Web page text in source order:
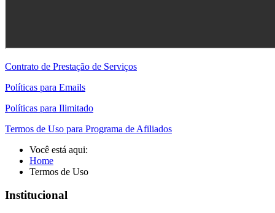
Contrato de Prestação de Serviços
Políticas para Emails
Políticas para Ilimitado
Termos de Uso para Programa de Afiliados
Você está aqui:
Home
Termos de Uso
Institucional